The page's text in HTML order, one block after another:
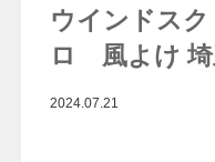
ウインドス
ロ 風よけ 埼
2024.07.21